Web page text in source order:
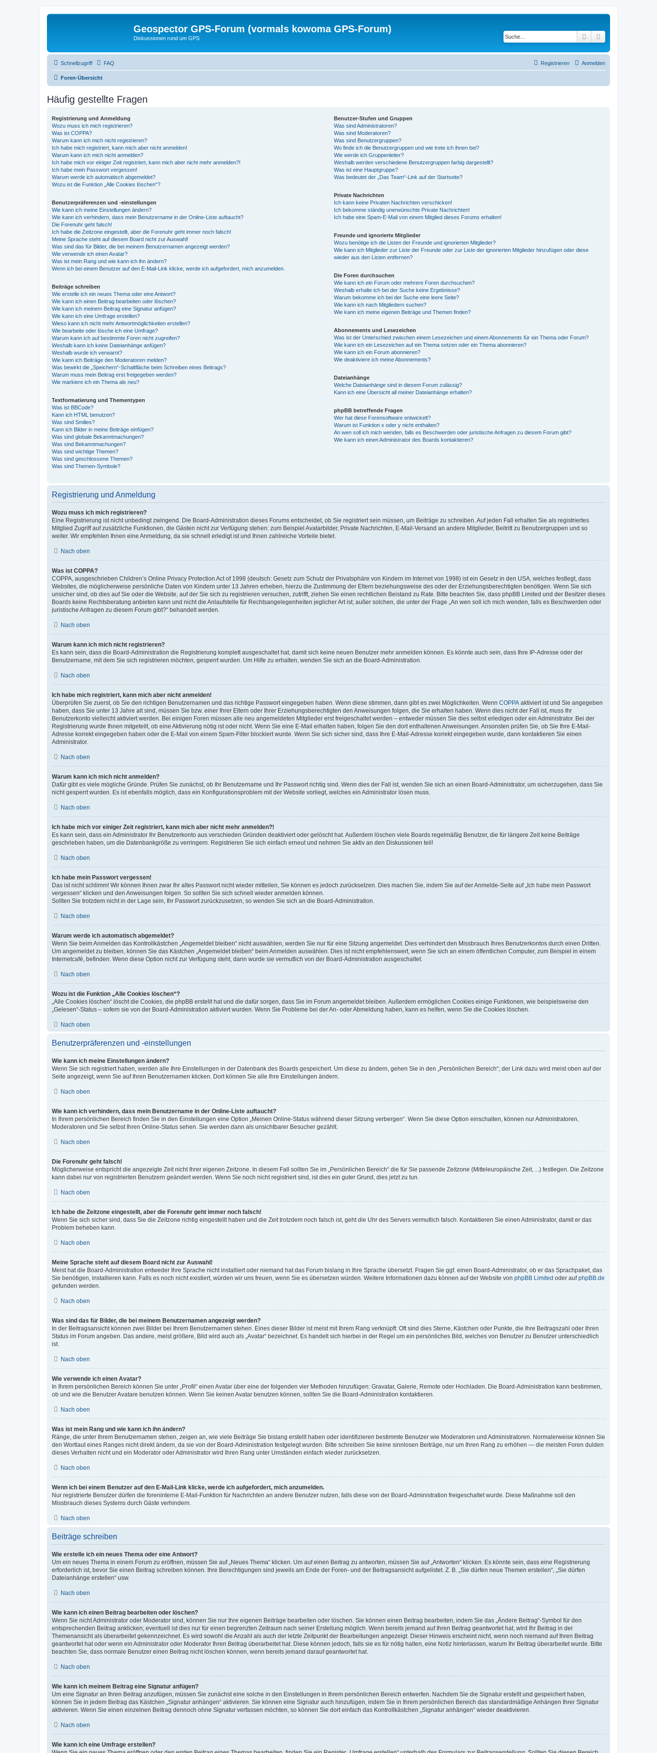
Geospector GPS-Forum (vormals kowoma GPS-Forum)
Diskussionen rund um GPS Suche
Schnellzugriff FAQ Anmelden
Registrieren
Foren-Übersicht
Häufig gestellte Fragen
Registrierung und Anmeldung
Wozu muss ich mich registrieren?
Was ist COPPA?
Warum kann ich mich nicht registrieren?
Ich habe mich registriert, kann mich aber nicht anmelden!
Warum kann ich mich nicht anmelden?
Ich habe mich vor einiger Zeit registriert, kann mich aber nicht mehr anmelden?!
Ich habe mein Passwort vergessen!
Warum werde ich automatisch abgemeldet?
Wozu ist die Funktion „Alle Cookies löschen“?
Benutzerpräferenzen und -einstellungen
Wie kann ich meine Einstellungen ändern?
Wie kann ich verhindern, dass mein Benutzername in der Online-Liste auftaucht?
Die Forenuhr geht falsch!
Ich habe die Zeitzone eingestellt, aber die Forenuhr geht immer noch falsch!
Meine Sprache steht auf diesem Board nicht zur Auswahl!
Was sind das für Bilder, die bei meinem Benutzernamen angezeigt werden?
Wie verwende ich einen Avatar?
Was ist mein Rang und wie kann ich ihn ändern?
Wenn ich bei einem Benutzer auf den E-Mail-Link klicke, werde ich aufgefordert, mich anzumelden.
Beiträge schreiben
Wie erstelle ich ein neues Thema oder eine Antwort?
Wie kann ich einen Beitrag bearbeiten oder löschen?
Wie kann ich meinem Beitrag eine Signatur anfügen?
Wie kann ich eine Umfrage erstellen?
Wieso kann ich nicht mehr Antwortmöglichkeiten erstellen?
Wie bearbeite oder lösche ich eine Umfrage?
Warum kann ich auf bestimmte Foren nicht zugreifen?
Weshalb kann ich keine Dateianhänge anfügen?
Weshalb wurde ich verwarnt?
Wie kann ich Beiträge den Moderatoren melden?
Was bewirkt die „Speichern“-Schaltfläche beim Schreiben eines Beitrags?
Warum muss mein Beitrag erst freigegeben werden?
Wie markiere ich ein Thema als neu?
Textformatierung und Thementypen
Was ist BBCode?
Kann ich HTML benutzen?
Was sind Smilies?
Kann ich Bilder in meine Beiträge einfügen?
Was sind globale Bekanntmachungen?
Was sind Bekanntmachungen?
Was sind wichtige Themen?
Was sind geschlossene Themen?
Was sind Themen-Symbole?
Benutzer-Stufen und Gruppen
Was sind Administratoren?
Was sind Moderatoren?
Was sind Benutzergruppen?
Wo finde ich die Benutzergruppen und wie trete ich ihnen bei?
Wie werde ich Gruppenleiter?
Weshalb werden verschiedene Benutzergruppen farbig dargestellt?
Was ist eine Hauptgruppe?
Was bedeutet der „Das Team“-Link auf der Startseite?
Private Nachrichten
Ich kann keine Privaten Nachrichten verschicken!
Ich bekomme ständig unerwünschte Private Nachrichten!
Ich habe eine Spam-E-Mail von einem Mitglied dieses Forums erhalten!
Freunde und ignorierte Mitglieder
Wozu benötige ich die Listen der Freunde und ignorierten Mitglieder?
Wie kann ich Mitglieder zur Liste der Freunde oder zur Liste der ignorierten Mitglieder hinzufügen oder diese
wieder aus den Listen entfernen?
Die Foren durchsuchen
Wie kann ich ein Forum oder mehrere Foren durchsuchen?
Weshalb erhalte ich bei der Suche keine Ergebnisse?
Warum bekomme ich bei der Suche eine leere Seite?
Wie kann ich nach Mitgliedern suchen?
Wie kann ich meine eigenen Beiträge und Themen finden?
Abonnements und Lesezeichen
Was ist der Unterschied zwischen einem Lesezeichen und einem Abonnements für ein Thema oder Forum?
Wie kann ich ein Lesezeichen auf ein Thema setzen oder ein Thema abonnieren?
Wie kann ich ein Forum abonnieren?
Wie deaktiviere ich meine Abonnements?
Dateianhänge
Welche Dateianhänge sind in diesem Forum zulässig?
Kann ich eine Übersicht all meiner Dateianhänge erhalten?
phpBB betreffende Fragen
Wer hat diese Forensoftware entwickelt?
Warum ist Funktion x oder y nicht enthalten?
An wen soll ich mich wenden, falls es Beschwerden oder juristische Anfragen zu diesem Forum gibt?
Wie kann ich einen Administrator des Boards kontaktieren?
Registrierung und Anmeldung
Wozu muss ich mich registrieren?
Eine Registrierung ist nicht unbedingt zwingend. Die Board-Administration dieses Forums entscheidet, ob Sie registriert sein müssen, um Beiträge zu schreiben. Auf jeden Fall erhalten Sie als registriertes
Mitglied Zugriff auf zusätzliche Funktionen, die Gästen nicht zur Verfügung stehen: zum Beispiel Avatarbilder, Private Nachrichten, E-Mail-Versand an andere Mitglieder, Beitritt zu Benutzergruppen und so
weiter. Wir empfehlen Ihnen eine Anmeldung, da sie schnell erledigt ist und Ihnen zahlreiche Vorteile bietet.
Nach oben
Was ist COPPA?
COPPA, ausgeschrieben Children’s Online Privacy Protection Act of 1998 (deutsch: Gesetz zum Schutz der Privatsphäre von Kindern im Internet von 1998) ist ein Gesetz in den USA, welches festlegt, dass
Websites, die möglicherweise persönliche Daten von Kindern unter 13 Jahren erheben, hierzu die Zustimmung der Eltern beziehungsweise des oder der Erziehungsberechtigten benötigen. Wenn Sie sich
unsicher sind, ob dies auf Sie oder die Website, auf der Sie sich zu registrieren versuchen, zutrifft, ziehen Sie einen rechtlichen Beistand zu Rate. Bitte beachten Sie, dass phpBB Limited und der Besitzer dieses
Boards keine Rechtsberatung anbieten kann und nicht die Anlaufstelle für Rechtsangelegenheiten jeglicher Art ist; außer solchen, die unter der Frage „An wen soll ich mich wenden, falls es Beschwerden oder
juristische Anfragen zu diesem Forum gibt?“ behandelt werden.
Nach oben
Warum kann ich mich nicht registrieren?
Es kann sein, dass die Board-Administration die Registrierung komplett ausgeschaltet hat, damit sich keine neuen Benutzer mehr anmelden können. Es könnte auch sein, dass Ihre IP-Adresse oder der
Benutzername, mit dem Sie sich registrieren möchten, gesperrt wurden. Um Hilfe zu erhalten, wenden Sie sich an die Board-Administration.
Nach oben
Ich habe mich registriert, kann mich aber nicht anmelden!
Überprüfen Sie zuerst, ob Sie den richtigen Benutzernamen und das richtige Passwort eingegeben haben. Wenn diese stimmen, dann gibt es zwei Möglichkeiten. Wenn COPPA aktiviert ist und Sie angegeben
haben, dass Sie unter 13 Jahre alt sind, müssen Sie bzw. einer Ihrer Eltern oder Ihrer Erziehungsberechtigten den Anweisungen folgen, die Sie erhalten haben. Wenn dies nicht der Fall ist, muss Ihr
Benutzerkonto vielleicht aktiviert werden. Bei einigen Foren müssen alle neu angemeldeten Mitglieder erst freigeschaltet werden – entweder müssen Sie dies selbst erledigen oder ein Administrator. Bei der
Registrierung wurde Ihnen mitgeteilt, ob eine Aktivierung nötig ist oder nicht. Wenn Sie eine E-Mail erhalten haben, folgen Sie den dort enthaltenen Anweisungen. Ansonsten prüfen Sie, ob Sie Ihre E-Mail-
Adresse korrekt eingegeben haben oder die E-Mail von einem Spam-Filter blockiert wurde. Wenn Sie sich sicher sind, dass Ihre E-Mail-Adresse korrekt eingegeben wurde, dann kontaktieren Sie einen
Administrator.
Nach oben
Warum kann ich mich nicht anmelden?
Dafür gibt es viele mögliche Gründe. Prüfen Sie zunächst, ob Ihr Benutzername und Ihr Passwort richtig sind. Wenn dies der Fall ist, wenden Sie sich an einen Board-Administrator, um sicherzugehen, dass Sie
nicht gesperrt wurden. Es ist ebenfalls möglich, dass ein Konfigurationsproblem mit der Website vorliegt, welches ein Administrator lösen muss.
Nach oben
Ich habe mich vor einiger Zeit registriert, kann mich aber nicht mehr anmelden?!
Es kann sein, dass ein Administrator Ihr Benutzerkonto aus verschieden Gründen deaktiviert oder gelöscht hat. Außerdem löschen viele Boards regelmäßig Benutzer, die für längere Zeit keine Beiträge
geschrieben haben, um die Datenbankgröße zu verringern. Registrieren Sie sich einfach erneut und nehmen Sie aktiv an den Diskussionen teil!
Nach oben
Ich habe mein Passwort vergessen!
Das ist nicht schlimm! Wir können Ihnen zwar Ihr altes Passwort nicht wieder mitteilen, Sie können es jedoch zurücksetzen. Dies machen Sie, indem Sie auf der Anmelde-Seite auf „Ich habe mein Passwort
vergessen“ klicken und den Anweisungen folgen. So sollten Sie sich schnell wieder anmelden können.
Sollten Sie trotzdem nicht in der Lage sein, Ihr Passwort zurückzusetzen, so wenden Sie sich an die Board-Administration.
Nach oben
Warum werde ich automatisch abgemeldet?
Wenn Sie beim Anmelden das Kontrollkästchen „Angemeldet bleiben“ nicht auswählen, werden Sie nur für eine Sitzung angemeldet. Dies verhindert den Missbrauch Ihres Benutzerkontos durch einen Dritten.
Um angemeldet zu bleiben, können Sie das Kästchen „Angemeldet bleiben“ beim Anmelden auswählen. Dies ist nicht empfehlenswert, wenn Sie sich an einem öffentlichen Computer, zum Beispiel in einem
Internetcafé, befinden. Wenn diese Option nicht zur Verfügung steht, dann wurde sie vermutlich von der Board-Administration ausgeschaltet.
Nach oben
Wozu ist die Funktion „Alle Cookies löschen“?
„Alle Cookies löschen“ löscht die Cookies, die phpBB erstellt hat und die dafür sorgen, dass Sie im Forum angemeldet bleiben. Außerdem ermöglichen Cookies einige Funktionen, wie beispielsweise den
„Gelesen“-Status – sofern sie von der Board-Administration aktiviert wurden. Wenn Sie Probleme bei der An- oder Abmeldung haben, kann es helfen, wenn Sie die Cookies löschen.
Nach oben
Benutzerpräferenzen und -einstellungen
Wie kann ich meine Einstellungen ändern?
Wenn Sie sich registriert haben, werden alle Ihre Einstellungen in der Datenbank des Boards gespeichert. Um diese zu ändern, gehen Sie in den „Persönlichen Bereich“; der Link dazu wird meist oben auf der
Seite angezeigt, wenn Sie auf Ihren Benutzernamen klicken. Dort können Sie alle Ihre Einstellungen ändern.
Nach oben
Wie kann ich verhindern, dass mein Benutzername in der Online-Liste auftaucht?
In Ihrem persönlichen Bereich finden Sie in den Einstellungen eine Option „Meinen Online-Status während dieser Sitzung verbergen“. Wenn Sie diese Option einschalten, können nur Administratoren,
Moderatoren und Sie selbst Ihren Online-Status sehen. Sie werden dann als unsichtbarer Besucher gezählt.
Nach oben
Die Forenuhr geht falsch!
Möglicherweise entspricht die angezeigte Zeit nicht Ihrer eigenen Zeitzone. In diesem Fall sollten Sie im „Persönlichen Bereich“ die für Sie passende Zeitzone (Mitteleuropäische Zeit, ...) festlegen. Die Zeitzone
kann dabei nur von registrierten Benutzern geändert werden. Wenn Sie noch nicht registriert sind, ist dies ein guter Grund, dies jetzt zu tun.
Nach oben
Ich habe die Zeitzone eingestellt, aber die Forenuhr geht immer noch falsch!
Wenn Sie sich sicher sind, dass Sie die Zeitzone richtig eingestellt haben und die Zeit trotzdem noch falsch ist, geht die Uhr des Servers vermutlich falsch. Kontaktieren Sie einen Administrator, damit er das
Problem beheben kann.
Nach oben
Meine Sprache steht auf diesem Board nicht zur Auswahl!
Meist hat die Board-Administration entweder Ihre Sprache nicht installiert oder niemand hat das Forum bislang in Ihre Sprache übersetzt. Fragen Sie ggf. einen Board-Administrator, ob er das Sprachpaket, das
Sie benötigen, installieren kann. Falls es noch nicht existiert, würden wir uns freuen, wenn Sie es übersetzen würden. Weitere Informationen dazu können auf der Website von phpBB Limited oder aufphpBB.de
gefunden werden.
Nach oben
Was sind das für Bilder, die bei meinem Benutzernamen angezeigt werden?
In der Beitragsansicht können zwei Bilder bei Ihrem Benutzernamen stehen. Eines dieser Bilder ist meist mit Ihrem Rang verknüpft: Oft sind dies Sterne, Kästchen oder Punkte, die Ihre Beitragszahl oder Ihren
Status im Forum angeben. Das andere, meist größere, Bild wird auch als „Avatar“ bezeichnet. Es handelt sich hierbei in der Regel um ein persönliches Bild, welches von Benutzer zu Benutzer unterschiedlich
ist.
Nach oben
Wie verwende ich einen Avatar?
In Ihrem persönlichen Bereich können Sie unter „Profil“ einen Avatar über eine der folgenden vier Methoden hinzufügen: Gravatar, Galerie, Remote oder Hochladen. Die Board-Administration kann bestimmen,
ob und wie die Benutzer Avatare benutzen können. Wenn Sie keinen Avatar benutzen können, sollten Sie die Board-Administration kontaktieren.
Nach oben
Was ist mein Rang und wie kann ich ihn ändern?
Ränge, die unter Ihrem Benutzernamen stehen, zeigen an, wie viele Beiträge Sie bislang erstellt haben oder identifizieren bestimmte Benutzer wie Moderatoren und Administratoren. Normalerweise können Sie
den Wortlaut eines Ranges nicht direkt ändern, da sie von der Board-Administration festgelegt wurden. Bitte schreiben Sie keine sinnlosen Beiträge, nur um Ihren Rang zu erhöhen — die meisten Foren dulden
dieses Verhalten nicht und ein Moderator oder Administrator wird Ihren Rang unter Umständen einfach wieder zurücksetzen.
Nach oben
Wenn ich bei einem Benutzer auf den E-Mail-Link klicke, werde ich aufgefordert, mich anzumelden.
Nur registrierte Benutzer dürfen die foreninterne E-Mail-Funktion für Nachrichten an andere Benutzer nutzen, falls diese von der Board-Administration freigeschaltet wurde. Diese Maßnahme soll den
Missbrauch dieses Systems durch Gäste verhindern.
Nach oben
Beiträge schreiben
Wie erstelle ich ein neues Thema oder eine Antwort?
Um ein neues Thema in einem Forum zu eröffnen, müssen Sie auf „Neues Thema“ klicken. Um auf einen Beitrag zu antworten, müssen Sie auf „Antworten“ klicken. Es könnte sein, dass eine Registrierung
erforderlich ist, bevor Sie einen Beitrag schreiben können. Ihre Berechtigungen sind jeweils am Ende der Foren- und der Beitragsansicht aufgelistet. Z. B. „Sie dürfen neue Themen erstellen“, „Sie dürfen
Dateianhänge erstellen“ usw.
Nach oben
Wie kann ich einen Beitrag bearbeiten oder löschen?
Wenn Sie nicht Administrator oder Moderator sind, können Sie nur Ihre eigenen Beiträge bearbeiten oder löschen. Sie können einen Beitrag bearbeiten, indem Sie das „Ändere Beitrag“-Symbol für den
entsprechenden Beitrag anklicken; eventuell ist dies nur für einen begrenzten Zeitraum nach seiner Erstellung möglich. Wenn bereits jemand auf Ihren Beitrag geantwortet hat, wird Ihr Beitrag in der
Themenansicht als überarbeitet gekennzeichnet. Es wird sowohl die Anzahl als auch der letzte Zeitpunkt der Bearbeitungen angezeigt. Dieser Hinweis erscheint nicht, wenn noch niemand auf Ihren Beitrag
geantwortet hat oder wenn ein Administrator oder Moderator Ihren Beitrag überarbeitet hat. Diese können jedoch, falls sie es für nötig halten, eine Notiz hinterlassen, warum Ihr Beitrag überarbeitet wurde. Bitte
beachten Sie, dass normale Benutzer einen Beitrag nicht löschen können, wenn bereits jemand darauf geantwortet hat.
Nach oben
Wie kann ich meinem Beitrag eine Signatur anfügen?
Um eine Signatur an Ihren Beitrag anzufügen, müssen Sie zunächst eine solche in den Einstellungen in Ihrem persönlichen Bereich entwerfen. Nachdem Sie die Signatur erstellt und gespeichert haben,
können Sie in jedem Beitrag das Kästchen „Signatur anhängen“ aktivieren. Sie können eine Signatur auch hinzufügen, indem Sie in Ihrem persönlichen Bereich das standardmäßige Anhängen Ihrer Signatur
aktivieren. Wenn Sie einen einzelnen Beitrag dennoch ohne Signatur verfassen möchten, so können Sie dort einfach das Kontrollkästchen „Signatur anhängen“ wieder deaktivieren.
Nach oben
Wie kann ich eine Umfrage erstellen?